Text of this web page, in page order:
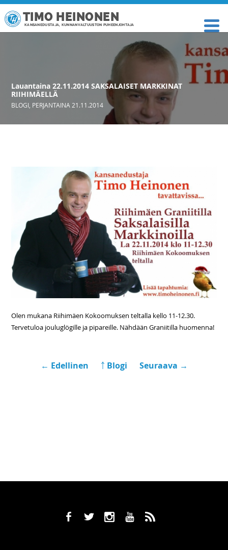
TIMO HEINONEN
KANSANEDUSTAJA, KUNNANVALTUUSTON PUHEENJOHTAJA
Lauantaina 22.11.2014 SAKSALAISET MARKKINAT
RIIHIMÄELLÄ
BLOGI PERJANTAINA 21.11.2014
Olen mukana Riihimäen Kokoomuksen teltalla kello 11-12.30.
Tervetuloa jouluglögille ja pipareille. Nähdään Graniitilla huomenna!
← Edellinen ￪ Blogi Seuraava →
b a x r ,